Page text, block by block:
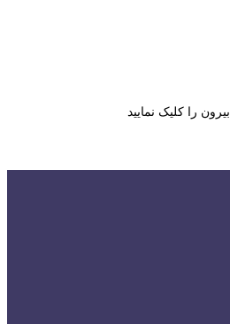
را کلیک نمایید